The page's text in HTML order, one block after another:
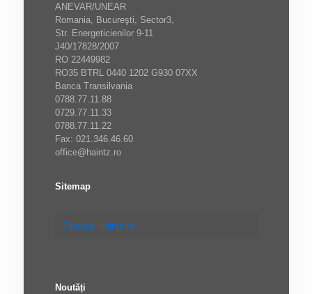
ANEVAR/UNEAR
Romania, Bucureşti, Sector3,
Str. Energeticienilor 9-11
J40/17828/2007
RO 22449982
RO35 BTRL 0440 1202 G930 07XX
Banca Transilvania
0788.77.11.88
0729.77.11.33
0788.77.11.22
Fax: 021.346.46.60
office@haintz.ro
Sitemap
Sitemap Haintz.ro
Noutăți